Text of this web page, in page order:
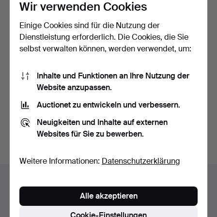
SWEDISH GRACE runde
Spiegel aus Messing (2…
7 Gebote
Sie suchen in unserem Archiv der beendeten
Wir verwenden Cookies
Einige Cookies sind für die Nutzung der
Dienstleistung erforderlich. Die Cookies, die Sie
selbst verwalten können, werden verwendet, um:
Inhalte und Funktionen an Ihre Nutzung der
Website anzupassen.
Auctionet zu entwickeln und verbessern.
Neuigkeiten und Inhalte auf externen
Websites für Sie zu bewerben.
Weitere Informationen: Datenschutzerklärung
Alle akzeptieren